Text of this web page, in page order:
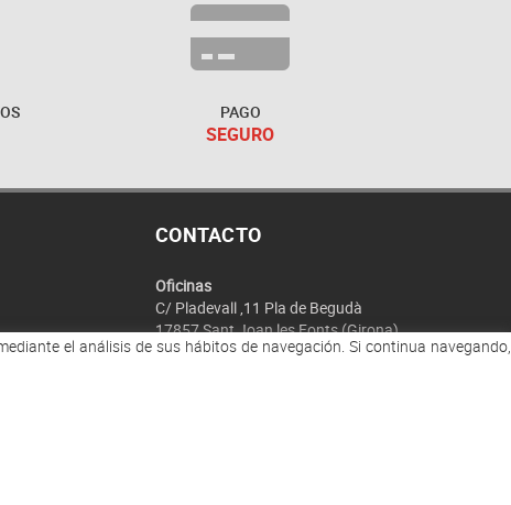
PAGO
SEGURO
CONTACTO
Oficinas
C/ Pladevall ,11 Pla de Begudà
17857 Sant Joan les Fonts (Girona)
el análisis de sus hábitos de navegación. Si continua navegando,